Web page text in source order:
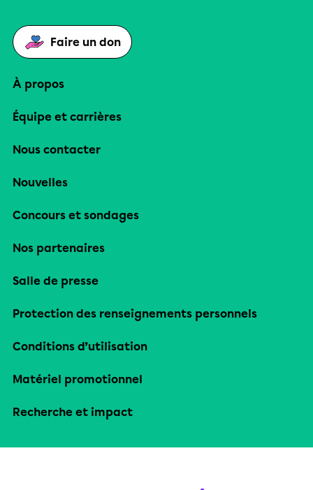
Faire un don
À propos
Équipe et carrières
Nous contacter
Nouvelles
Concours et sondages
Nos partenaires
Salle de presse
Protection des renseignements personnels
Conditions d’utilisation
Matériel promotionnel
Recherche et impact